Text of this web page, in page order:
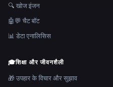
🔍 खोज इंजन
🤖💬 चैट बॉट
📊 डेटा एनालिसिस
🎓शिक्षा और जीवनशैली
🎁 उपहार के विचार और सुझाव